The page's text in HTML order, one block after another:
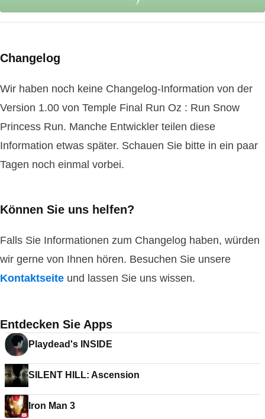
Changelog
Wir haben noch keine Changelog-Information von der
Version 1.00 von Temple Final Run Oz : Run Snow
Princess Run. Manche Entwickler teilen diese
Information etwas später. Schauen Sie bitte in ein paar
Tagen noch einmal vorbei.
Können Sie uns helfen?
Falls Sie Informationen zum Changelog haben, würden
wir gerne von Ihnen hören. Besuchen Sie unsere
Kontaktseite und lassen Sie uns wissen.
Entdecken Sie Apps
Playdead's INSIDE
SILENT HILL: Ascension
Iron Man 3